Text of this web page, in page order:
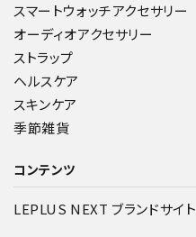
スマートウォッチアクセサリー
オーディオアクセサリー
ストラップ
ヘルスケア
スキンケア
季節雑貨
コンテンツ
LEPLUS NEXT ブランドサイト